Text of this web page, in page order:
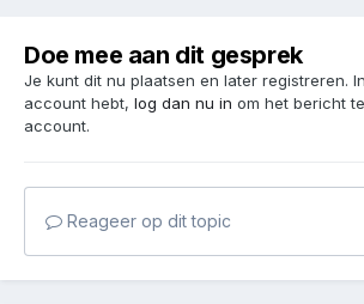
Doe mee aan dit gesprek
Je kunt dit nu plaatsen en later registreren.
account hebt, log dan nu in om het bericht
account.
Reageer op dit topic